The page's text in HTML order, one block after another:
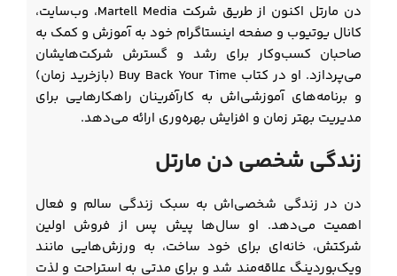
دن مارتل اکنون از طریق شرکت Martell Media، وب‌سایت،
کانال یوتیوب و صفحه اینستاگرام خود به آموزش و کمک به
صاحبان کسب‌وکار برای رشد و گسترش شرکت‌هایشان
می‌پردازد. او در کتاب Buy Back Your Time (بازخرید زمان)
و برنامه‌های آموزشی‌اش به کارآفرینان راهکارهایی برای
مدیریت بهتر زمان و افزایش بهره‌وری ارائه می‌دهد.
زندگی شخصی دن مارتل
دن در زندگی شخصی‌اش به سبک زندگی سالم و فعال
اهمیت می‌دهد. او سال‌ها پیش پس از فروش اولین
شرکتش، خانه‌ای برای خود ساخت، به ورزش‌هایی مانند
ویک‌بوردینگ علاقه‌مند شد و برای مدتی به استراحت و لذت